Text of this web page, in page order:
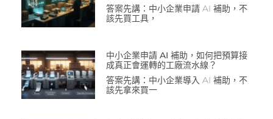
答案先講：中小企業申請 AI 補助，不
該先買工具，
中小企業申請 AI 補助，如何把預算接
成真正會運轉的工廠流水線？
答案先講：中小企業導入 AI 補助，不
該先拿來買一